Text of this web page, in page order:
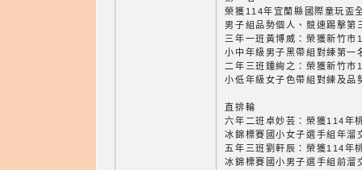
榮獲114年宜蘭縣國際童玩盃
男子組品勢個人、競速踢擊第
三年一班黃博威：榮獲新竹
小中年級男子黑帶組對練第一
二年三班鍾絢之：榮獲新竹
小低年級女子色帶組對練及品
直排輪
六年二班卓妙芸：榮獲114年
冰錦標賽國小女子選手組年溜
五年三班劉軒辰：榮獲114年
冰錦標賽國小男子選手組前溜